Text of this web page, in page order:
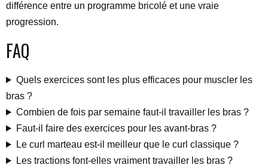
différence entre un programme bricolé et une vraie
progression.
FAQ
Quels exercices sont les plus efficaces pour muscler les
bras ?
Combien de fois par semaine faut-il travailler les bras ?
Faut-il faire des exercices pour les avant-bras ?
Le curl marteau est-il meilleur que le curl classique ?
Les tractions font-elles vraiment travailler les bras ?